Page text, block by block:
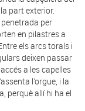
part exterior.
penetrada per
en pilastres a
els arcs torals i
deixen passar
a les capelles
l’orgue, i la
perquè allí hi ha el